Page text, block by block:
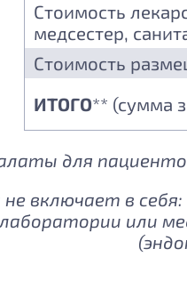
Стоимость
медсестер,
Стоимость
ИТОГО** (сумма
для
включает в
или